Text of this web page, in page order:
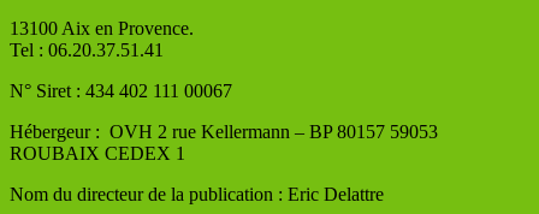
13100 Aix en Provence.
Tel : 06.20.37.51.41
N° Siret : 434 402 111 00067
Hébergeur : OVH 2 rue Kellermann – BP 80157 59053
ROUBAIX CEDEX 1
Nom du directeur de la publication : Eric Delattre